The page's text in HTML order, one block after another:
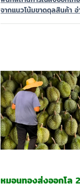
จากแนวโน้มขาดดุลสินค้า อ่
หมอนทองส่งออกโล